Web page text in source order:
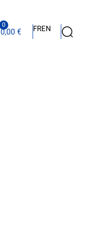
0
0,00 € FREN